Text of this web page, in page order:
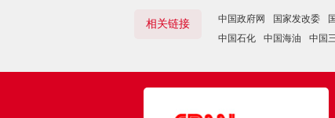
相关链接 中国政府网 国家发改委
中国石化
中国海油 中国